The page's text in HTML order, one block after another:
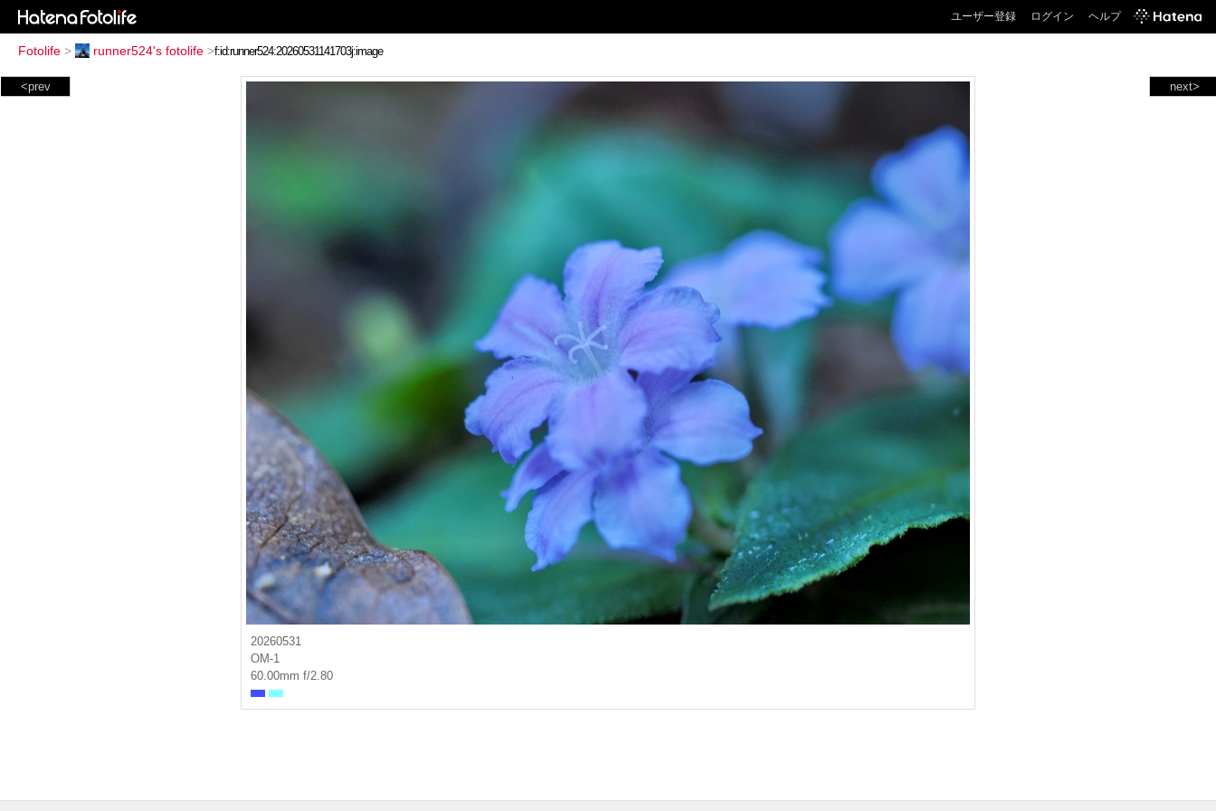
ユーザー登録 ログイン ヘルプ
Fotolife > runner524's fotolife >
next>
<prev
20260531
OM-1
60.00mm f/2.80